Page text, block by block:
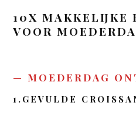
10X MAKKELIJKE
VOOR
— MOEDERDAG
1.GEVULDE